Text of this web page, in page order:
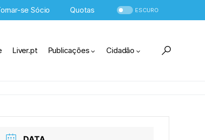
se Sócio Quotas ESCURO
Liver.pt Publicações Cidadão